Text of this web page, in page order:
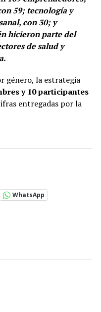
59; tecnología y
con 30; y
hicieron parte del
de salud y
género, la estrategia
y 10 participantes
entregadas por la
WhatsApp